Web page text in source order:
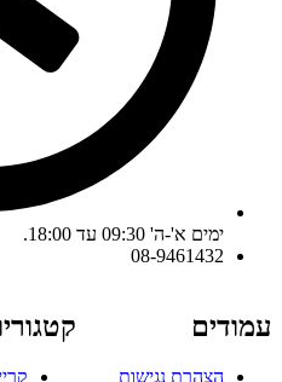
ימים א'-ה' 09:30 עד 18:00.
08-9461432
עמודים
הצהרת נגישות